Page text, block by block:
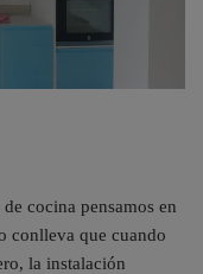
cocina pensamos en
conlleva que cuando
la instalación